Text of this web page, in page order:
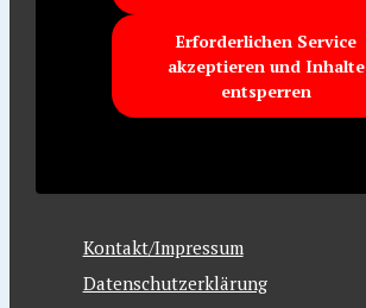
Erforderlichen Service
akzeptieren und Inhalte
entsperren
Kontakt/Impressum
Datenschutzerklärung